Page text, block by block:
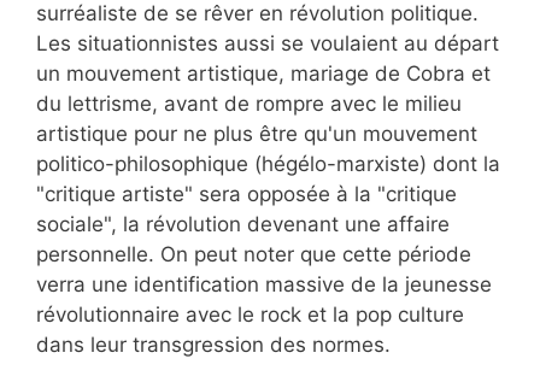
surréaliste de se rêver en révolution politique.
Les situationnistes aussi se voulaient au départ
un mouvement artistique, mariage de Cobra et
du lettrisme, avant de rompre avec le milieu
artistique pour ne plus être qu'un mouvement
politico-philosophique (hégélo-marxiste) dont la
"critique artiste" sera opposée à la "critique
sociale", la révolution devenant une affaire
personnelle. On peut noter que cette période
verra une identification massive de la jeunesse
révolutionnaire avec le rock et la pop culture
dans leur transgression des normes.